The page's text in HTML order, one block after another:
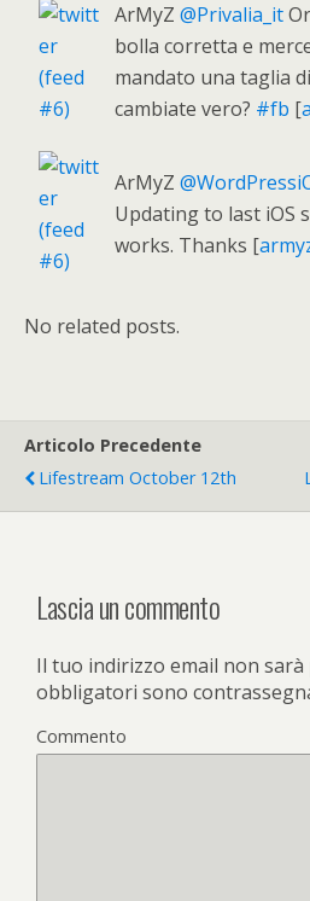
ArMyZ @Privalia_it
bolla corretta e
mandato una taglia
cambiate vero? #fb [
ArMyZ
Updating to last iOS
works. Thanks [
No related posts.
Articolo Precedente
Lifestream October 12th
Lascia un commento
Il tuo indirizzo email non sarà
obbligatori sono
Commento